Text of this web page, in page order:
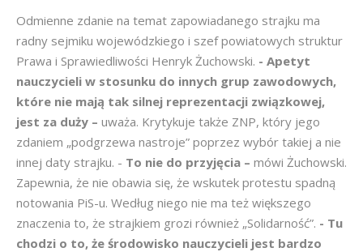
Odmienne zdanie na temat zapowiadanego strajku ma
radny sejmiku wojewódzkiego i szef powiatowych struktur
Prawa i Sprawiedliwości Henryk Żuchowski. - Apetyt
nauczycieli w stosunku do innych grup zawodowych,
które nie mają tak silnej reprezentacji związkowej,
jest za duży – uważa. Krytykuje także ZNP, który jego
zdaniem „podgrzewa nastroje” poprzez wybór takiej a nie
innej daty strajku. - To nie do przyjęcia – mówi Żuchowski.
Zapewnia, że nie obawia się, że wskutek protestu spadną
notowania PiS-u. Według niego nie ma też większego
znaczenia to, że strajkiem grozi również „Solidarność”. - Tu
chodzi o to, że środowisko nauczycieli jest bardzo